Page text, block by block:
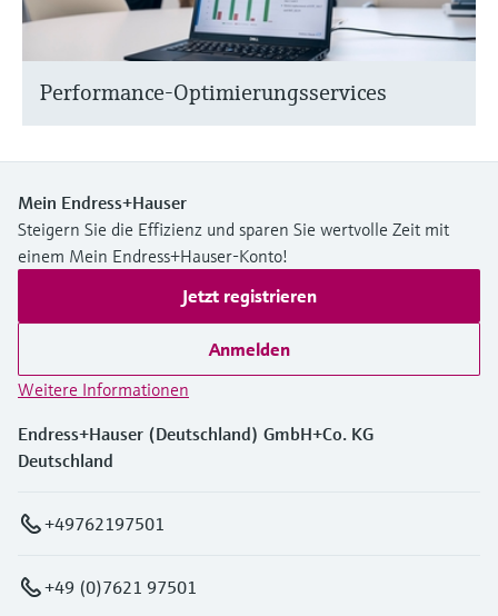
Performance-Optimierungsservices
Mein Endress+Hauser
Steigern Sie die Effizienz und sparen Sie wertvolle Zeit mit
einem Mein Endress+Hauser-Konto!
Jetzt registrieren
Anmelden
Weitere Informationen
Endress+Hauser (Deutschland) GmbH+Co. KG
Deutschland
+49762197501
+49 (0)7621 97501